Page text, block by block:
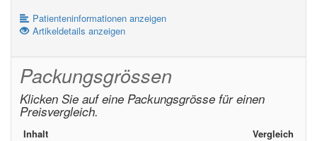
Patienteninformationen anzeigen
Artikeldetails anzeigen
Packungsgrössen
Klicken Sie auf eine Packungsgrösse für einen
Preisvergleich.
Inhalt
Vergleich